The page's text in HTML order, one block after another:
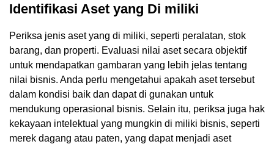
Identifikasi Aset yang Di miliki
Periksa jenis aset yang di miliki, seperti peralatan, stok
barang, dan properti. Evaluasi nilai aset secara objektif
untuk mendapatkan gambaran yang lebih jelas tentang
nilai bisnis. Anda perlu mengetahui apakah aset tersebut
dalam kondisi baik dan dapat di gunakan untuk
mendukung operasional bisnis. Selain itu, periksa juga hak
kekayaan intelektual yang mungkin di miliki bisnis, seperti
merek dagang atau paten, yang dapat menjadi aset